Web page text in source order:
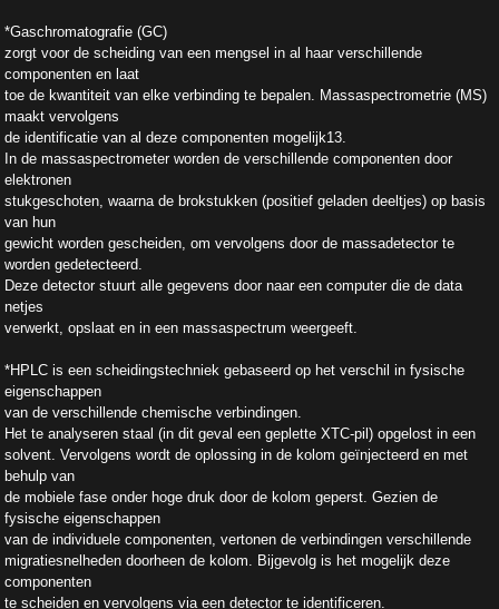
*Gaschromatografie (GC)
zorgt voor de scheiding van een mengsel in al haar verschillende
componenten en laat
toe de kwantiteit van elke verbinding te bepalen. Massaspectrometrie (MS)
maakt vervolgens
de identificatie van al deze componenten mogelijk13.
In de massaspectrometer worden de verschillende componenten door
elektronen
stukgeschoten, waarna de brokstukken (positief geladen deeltjes) op basis
van hun
gewicht worden gescheiden, om vervolgens door de massadetector te
worden gedetecteerd.
Deze detector stuurt alle gegevens door naar een computer die de data
netjes
verwerkt, opslaat en in een massaspectrum weergeeft.
*HPLC is een scheidingstechniek gebaseerd op het verschil in fysische
eigenschappen
van de verschillende chemische verbindingen.
Het te analyseren staal (in dit geval een geplette XTC-pil) opgelost in een
solvent. Vervolgens wordt de oplossing in de kolom geïnjecteerd en met
behulp van
de mobiele fase onder hoge druk door de kolom geperst. Gezien de
fysische eigenschappen
van de individuele componenten, vertonen de verbindingen verschillende
migratiesnelheden doorheen de kolom. Bijgevolg is het mogelijk deze
componenten
te scheiden en vervolgens via een detector te identificeren.